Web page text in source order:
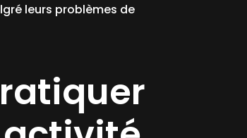
leurs problèmes de